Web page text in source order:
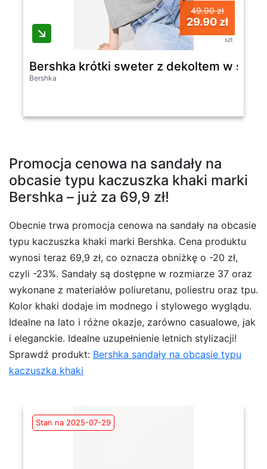
49.90 zł
29.90 zł
szt
Bershka krótki sweter z dekoltem w
Bershka
Promocja cenowa na sandały na
obcasie typu kaczuszka khaki marki
Bershka – już za 69,9 zł!
Obecnie trwa promocja cenowa na sandały na obcasie
typu kaczuszka khaki marki Bershka. Cena produktu
wynosi teraz 69,9 zł, co oznacza obniżkę o -20 zł,
czyli -23%. Sandały są dostępne w rozmiarze 37 oraz
wykonane z materiałów poliuretanu, poliestru oraz tpu.
Kolor khaki dodaje im modnego i stylowego wyglądu.
Idealne na lato i różne okazje, zarówno casualowe, jak
i eleganckie. Idealne uzupełnienie letnich stylizacji!
Sprawdź produkt: Bershka sandały na obcasie typu
kaczuszka khaki
Stan na 2025-07-29